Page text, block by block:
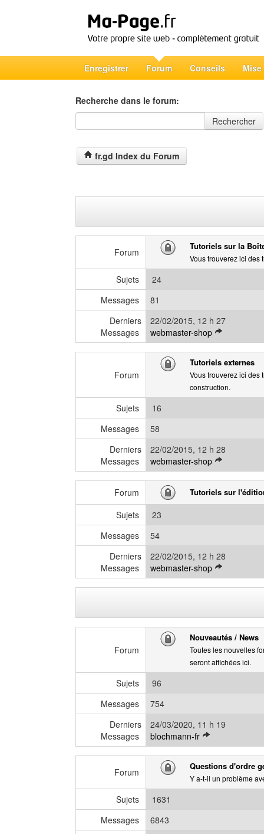
Enregistrer Forum Conseils Mise
Recherche dans le forum:
Recherche dans le forum
Rechercher
fr.gd Index du Forum
Forum
Tutoriels sur la
Vous trouverez ici des
Sujets
24
Messages
81
Derniers
Messages
22/02/2015, 12 h 27
webmaster-shop V
o
i
r
l
e
e
r
e
e
Forum
Tutoriels externes
Vous trouverez ici des
construction.
Sujets
16
Messages
58
Derniers
Messages
22/02/2015, 12 h 28
webmaster-shop V
o
i
r
l
r
n
i
e
e
s
s
a
g
Forum Tutoriels sur
Sujets
23
Messages
54
Derniers
Messages
22/02/2015, 12 h 28
webmaster-shop V
o
i
e
d
e
r
n
m
s
s
a
g
e
Forum
Nouveautés / News
Toutes les nouvelles
seront affichées ici.
Sujets
96
Messages
754
Derniers
Messages
24/03/2020, 11 h 19
blochmann-fr V
o
i
r
l
Forum
Questions d'ordre
Y a-t-il un problème
Sujets
1631
Messages
6843